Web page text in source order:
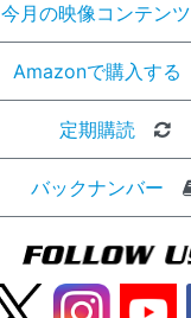
今月の映像コンテンツ
Amazonで購入する
定期購読
バックナンバー